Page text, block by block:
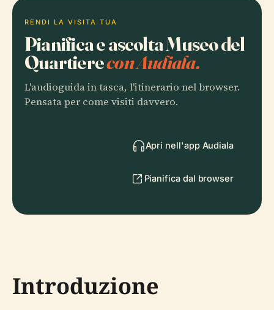
RENDI LA VISITA TUA
Pianifica e ascolta Museo del
Quartierecon Audiala.
L'audioguida in tasca, l'itinerario nel browser.
Pensata per come visiti davvero.
Apri nell'app Audiala
Pianifica dal browser
Introduzione